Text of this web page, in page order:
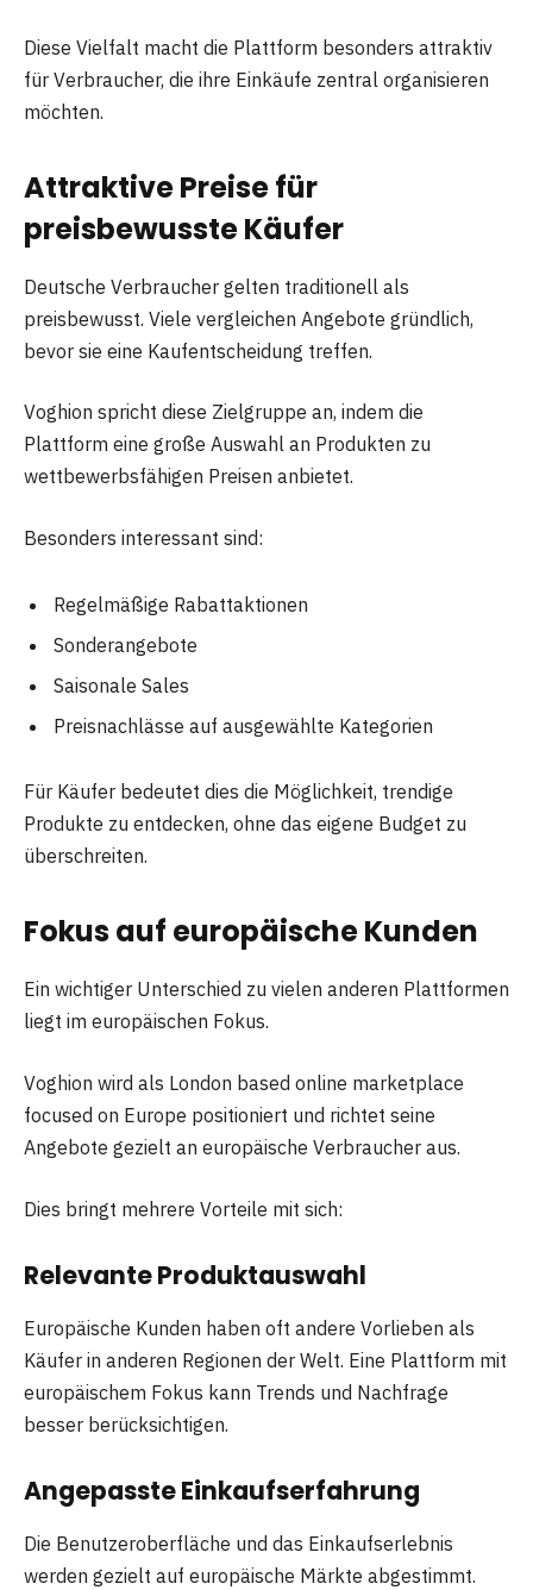
Diese Vielfalt macht die Plattform besonders attraktiv
für Verbraucher, die ihre Einkäufe zentral organisieren
möchten.
Attraktive Preise für
preisbewusste Käufer
Deutsche Verbraucher gelten traditionell als
preisbewusst. Viele vergleichen Angebote gründlich,
bevor sie eine Kaufentscheidung treffen.
Voghion spricht diese Zielgruppe an, indem die
Plattform eine große Auswahl an Produkten zu
wettbewerbsfähigen Preisen anbietet.
Besonders interessant sind:
Regelmäßige Rabattaktionen
Sonderangebote
Saisonale Sales
Preisnachlässe auf ausgewählte Kategorien
Für Käufer bedeutet dies die Möglichkeit, trendige
Produkte zu entdecken, ohne das eigene Budget zu
überschreiten.
Fokus auf europäische Kunden
Ein wichtiger Unterschied zu vielen anderen Plattformen
liegt im europäischen Fokus.
Voghion wird als London based online marketplace
focused on Europe positioniert und richtet seine
Angebote gezielt an europäische Verbraucher aus.
Dies bringt mehrere Vorteile mit sich:
Relevante Produktauswahl
Europäische Kunden haben oft andere Vorlieben als
Käufer in anderen Regionen der Welt. Eine Plattform mit
europäischem Fokus kann Trends und Nachfrage
besser berücksichtigen.
Angepasste Einkaufserfahrung
Die Benutzeroberfläche und das Einkaufserlebnis
werden gezielt auf europäische Märkte abgestimmt.